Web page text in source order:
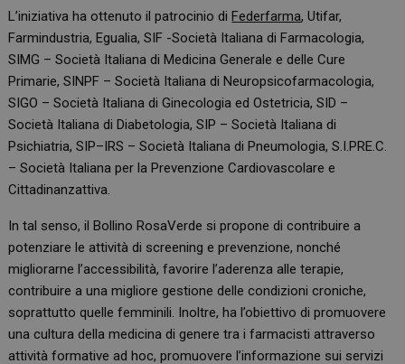
L’iniziativa ha ottenuto il patrocinio di Federfarma, Utifar,
Farmindustria, Egualia, SIF -Società Italiana di Farmacologia,
SIMG – Società Italiana di Medicina Generale e delle Cure
Primarie, SINPF – Società Italiana di Neuropsicofarmacologia,
SIGO – Società Italiana di Ginecologia ed Ostetricia, SID –
Società Italiana di Diabetologia, SIP – Società Italiana di
Psichiatria, SIP–IRS – Società Italiana di Pneumologia, S.I.PRE.C.
– Società Italiana per la Prevenzione Cardiovascolare e
Cittadinanzattiva.
In tal senso, il Bollino RosaVerde si propone di contribuire a
potenziare le attività di screening e prevenzione, nonché
migliorarne l’accessibilità, favorire l’aderenza alle terapie,
contribuire a una migliore gestione delle condizioni croniche,
soprattutto quelle femminili. Inoltre, ha l’obiettivo di promuovere
una cultura della medicina di genere tra i farmacisti attraverso
attività formative ad hoc, promuovere l’informazione sui servizi